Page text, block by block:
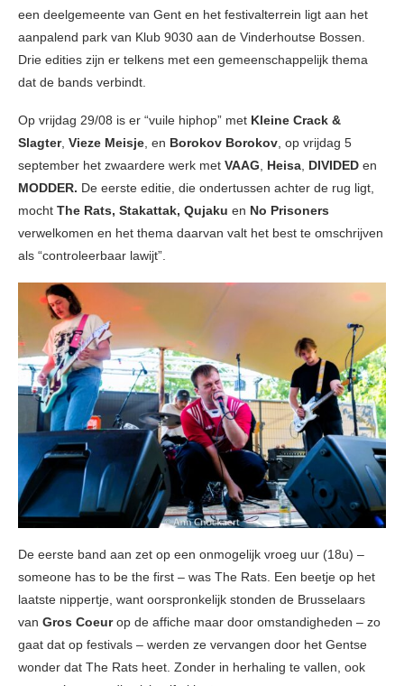
een deelgemeente van Gent en het festivalterrein ligt aan het
aanpalend park van Klub 9030 aan de Vinderhoutse Bossen.
Drie edities zijn er telkens met een gemeenschappelijk thema
dat de bands verbindt.
Op vrijdag 29/08 is er “vuile hiphop” met Kleine Crack &
Slagter, Vieze Meisje , en Borokov Borokov op vrijdag 5
september het zwaardere werk met VAAG Heisa DIVIDED en
MODDER. De eerste editie, die ondertussen achter de rug ligt,
mocht The Rats, Stakattak, Qujaku en No Prisoners
verwelkomen en het thema daarvan valt het best te omschrijven
als “controleerbaar lawijt”.
De eerste band aan zet op een onmogelijk vroeg uur (18u) –
someone has to be the first – was The Rats. Een beetje op het
laatste nippertje, want oorspronkelijk stonden de Brusselaars
van Gros Coeurop de affiche maar door omstandigheden – zo
gaat dat op festivals – werden ze vervangen door het Gentse
wonder dat The Rats heet. Zonder in herhaling te vallen, ook